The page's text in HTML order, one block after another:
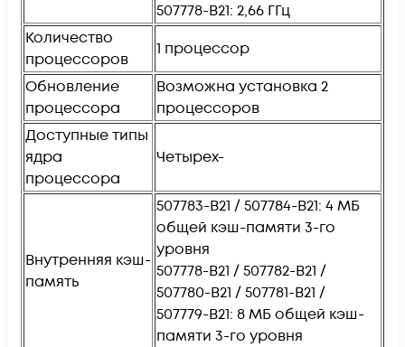
507778-B21: 2,66 ГГц
Количество
процессоров
1 процессор
Обновление
процессора
Возможна установка 2
процессоров
Доступные типы
ядра
процессора
Четырех-
Внутренняя кэш-
память
507783-B21 / 507784-B21: 4 МБ
общей кэш-памяти 3-го
уровня
507778-B21 / 507782-B21 /
507780-B21 / 507781-B21 /
507779-B21: 8 МБ общей кэш-
памяти 3-го уровня